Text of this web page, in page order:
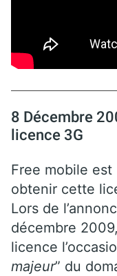
8 Décembre
licence 3G
Free mobile
obtenir cette
Lors de
décembre
licence
majeur” du